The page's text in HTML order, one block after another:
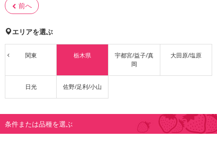
前へ
エリアを選ぶ
関東 栃木県
宇都宮/益子/真
岡
大田原/塩原
日光 佐野/足利/小山
条件または品種を選ぶ